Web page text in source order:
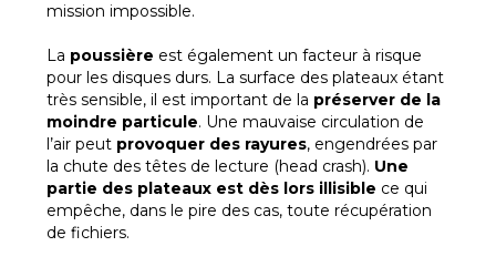
mission impossible.
La poussière est également un facteur à risque
pour les disques durs. La surface des plateaux étant
très sensible, il est important de la préserver de la
moindre particule. Une mauvaise circulation de
l’air peut provoquer des rayures, engendrées par
la chute des têtes de lecture (head crash). Une
partie des plateaux est dès lors illisible ce qui
empêche, dans le pire des cas, toute récupération
de fichiers.